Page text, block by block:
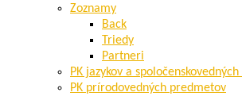
Zoznamy
Back
Triedy
Partneri
PK jazykov a
PK prírodovedných predmetov